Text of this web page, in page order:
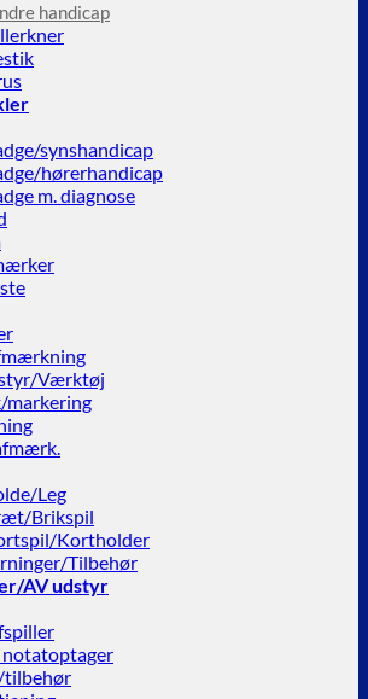
handicap
synshandicap
hørerhandicap
m. diagnose
Værktøj
Leg
Brikspil
Kortholder
Tilbehør
AV udstyr
tilbehør